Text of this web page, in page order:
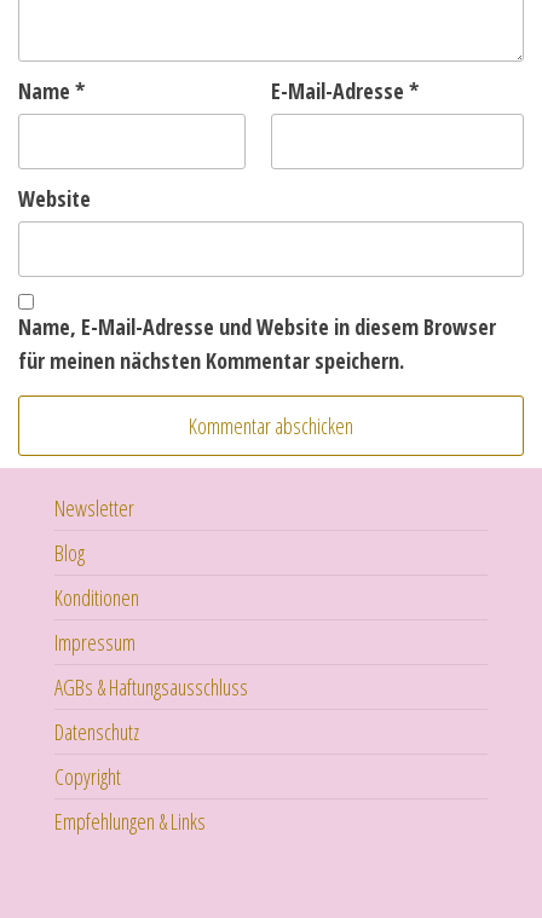
Name * E-Mail-Adresse *
Website
Name, E-Mail-Adresse und Website in diesem Browser
für meinen nächsten Kommentar speichern.
Newsletter
Blog
Konditionen
Impressum
AGBs & Haftungsausschluss
Datenschutz
Copyright
Empfehlungen & Links